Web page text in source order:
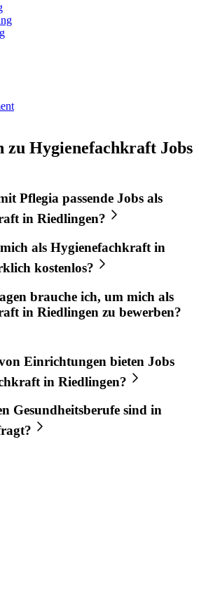
zu Hygienefachkraft Jobs
Pflegia passende Jobs als
in Riedlingen?
als Hygienefachkraft in
kostenlos?
brauche ich, um mich als
in Riedlingen zu bewerben?
Einrichtungen bieten Jobs
in Riedlingen?
Gesundheitsberufe sind in